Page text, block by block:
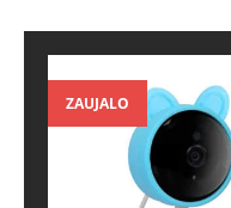
ZAUJALO